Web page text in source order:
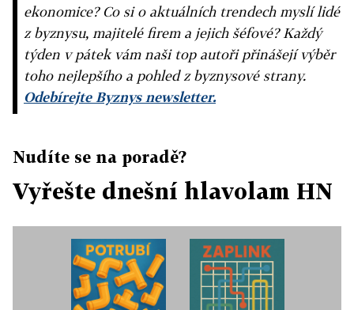
ekonomice? Co si o aktuálních trendech myslí lidé
z byznysu, majitelé firem a jejich šéfové? Každý
týden v pátek vám naši top autoři přinášejí výběr
toho nejlepšího a pohled z byznysové strany.
Odebírejte Byznys newsletter.
Nudíte se na poradě?
Vyřešte dnešní hlavolam HN